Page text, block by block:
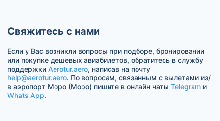
Свяжитесь с нами
Если у Вас возникли вопросы при подборе, бронировании
или покупке дешевых авиабилетов, обратитесь в службу
поддержки Aerotur.aero, написав на почту
help@aerotur.aero. По вопросам, связанным с вылетами из/
в аэропорт Моро (Моро) пишите в онлайн чаты Telegram и
Whats App.